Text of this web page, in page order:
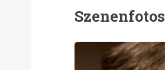
Szenenfotos